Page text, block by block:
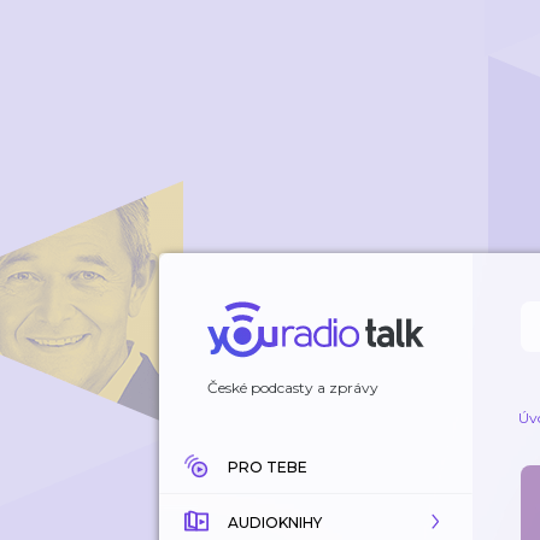
České podcasty a zprávy
PRO TEBE
AUDIOKNIHY